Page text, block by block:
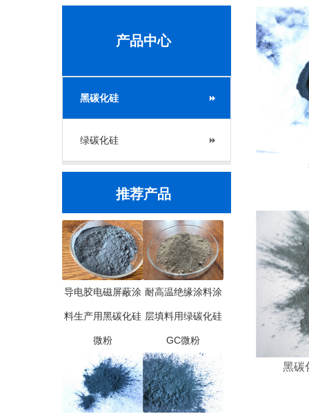
产品中心
黑碳化硅
绿碳化硅
推荐产品
导电胶电磁屏蔽涂
料生产用黑碳化硅
微粉
耐高温绝缘涂料涂
层填料用绿碳化硅
GC微粉
黑碳